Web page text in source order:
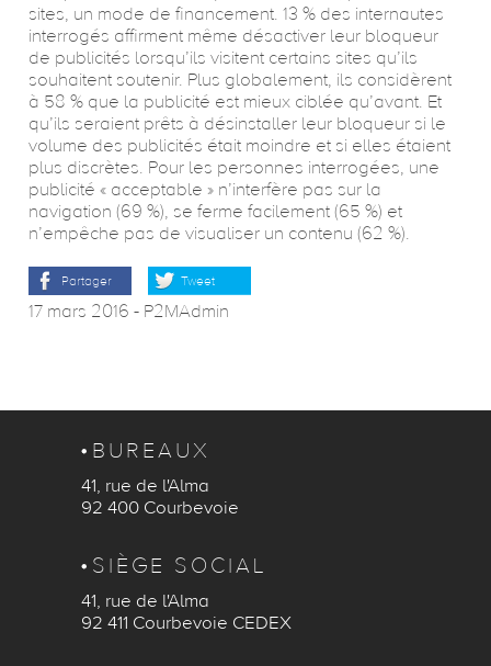
sites, un mode de financement. 13 % des internautes
interrogés affirment même désactiver leur bloqueur
de publicités lorsqu’ils visitent certains sites qu’ils
souhaitent soutenir. Plus globalement, ils considèrent
à 58 % que la publicité est mieux ciblée qu’avant. Et
qu’ils seraient prêts à désinstaller leur bloqueur si le
volume des publicités était moindre et si elles étaient
plus discrètes. Pour les personnes interrogées, une
publicité « acceptable » n’interfère pas sur la
navigation (69 %), se ferme facilement (65 %) et
n’empêche pas de visualiser un contenu (62 %).
Partager Tweet
17 mars 2016 - P2MAdmin
BUREAUX
41, rue de l'Alma
92 400 Courbevoie
SIÈGE SOCIAL
41, rue de l'Alma
92 411 Courbevoie CEDEX